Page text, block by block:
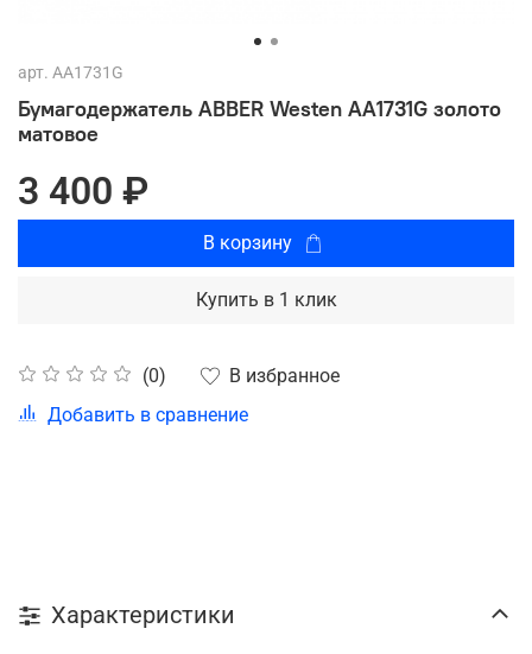
арт. AA1731G
Бумагодержатель ABBER Westen AA1731G золото
матовое
(0)
В избранное
Добавить в сравнение
3 400 ₽
В корзину
Купить в 1 клик
Характеристики